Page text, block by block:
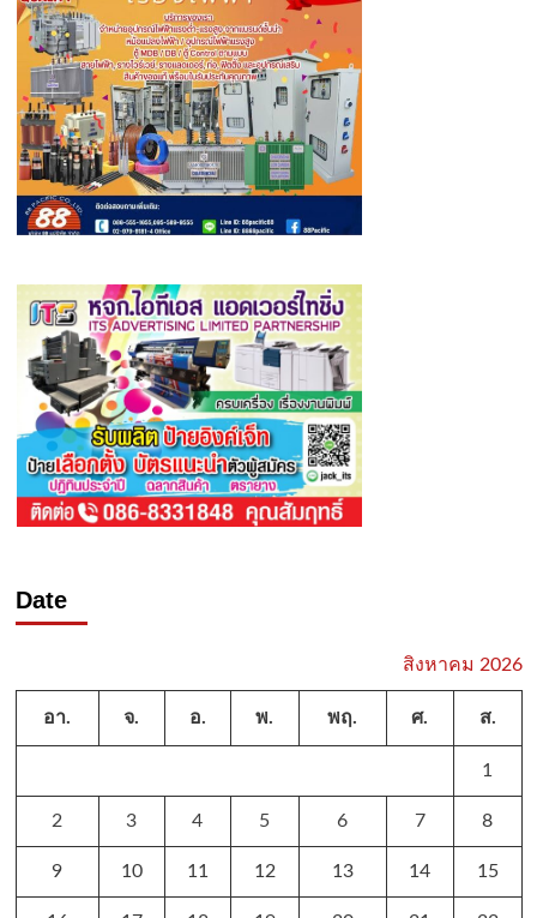
Date
สิงหาคม 2026
อา. จ. อ. พ. พฤ. ศ. ส.
1
2 3 4 5 6 7 8
9 10 11 12 13 14 15